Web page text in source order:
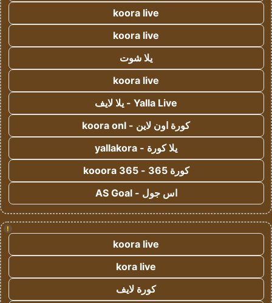
koora live
koora live
يلا شوت
koora live
Yalla Live - يلا لايف
كورة اون لاين - koora onl
يلا كورة - yallakora
كورة 365 - kooora 365
اس جول - AS Goal
!
koora live
kora live
كورة لايف